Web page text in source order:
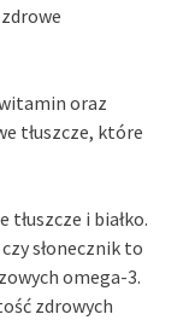
oraz
tłuszcze, które
tłuszcze i białko.
słonecznik to
omega-3.
zdrowych